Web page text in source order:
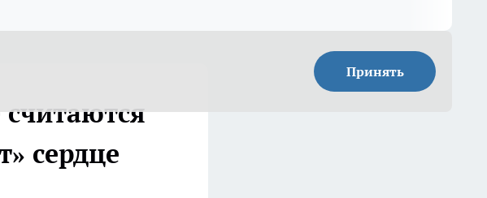
Принять
сердце